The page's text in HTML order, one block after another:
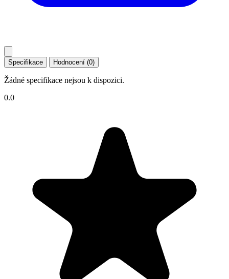
Specifikace Hodnocení (0)
Žádné specifikace nejsou k dispozici.
0.0